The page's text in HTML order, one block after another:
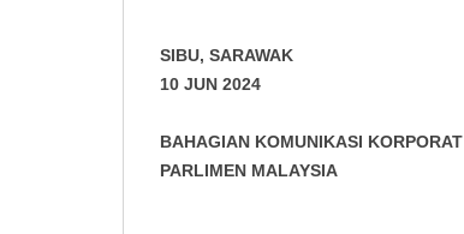
SIBU, SARAWAK
10 JUN 2024
BAHAGIAN KOMUNIKASI KORPORAT
PARLIMEN MALAYSIA